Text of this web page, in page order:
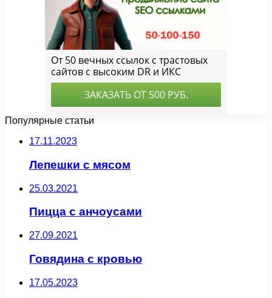
Популярные статьи
17.11.2023
Лепешки с мясом
25.03.2021
Пицца с анчоусами
27.09.2021
Говядина с кровью
17.05.2023